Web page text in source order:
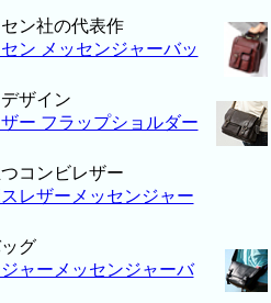
ン社の代表作
ン メッセンジャーバッ
ザイン
ー フラップショルダー
コンビレザー
レザーメッセンジャー
グ
ャーメッセンジャーバ